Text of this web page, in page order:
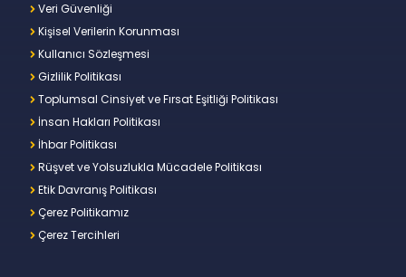
Veri Güvenliği
Kişisel Verilerin Korunması
Kullanıcı Sözleşmesi
Gizlilik Politikası
Toplumsal Cinsiyet ve Fırsat Eşitliği Politikası
İnsan Hakları Politikası
İhbar Politikası
Rüşvet ve Yolsuzlukla Mücadele Politikası
Etik Davranış Politikası
Çerez Politikamız
Çerez Tercihleri